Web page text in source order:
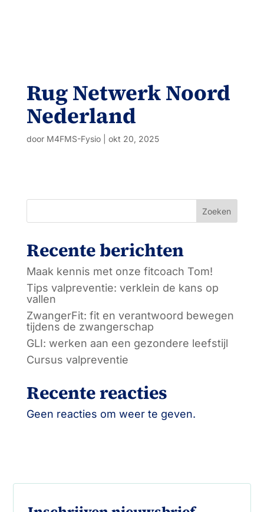
Rug Netwerk Noord
Nederland
door M4FMS-Fysio| okt 20, 2025
Zoeken
Recente berichten
Maak kennis met onze fitcoach Tom!
Tips valpreventie: verklein de kans op
vallen
ZwangerFit: fit en verantwoord bewegen
tijdens de zwangerschap
GLI: werken aan een gezondere leefstijl
Cursus valpreventie
Recente reacties
Geen reacties om weer te geven.